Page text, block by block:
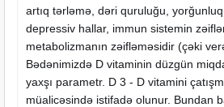
artıq tərləmə, dəri quruluğu, yorğunluq,
depressiv hallar, immun sistemin
metabolizmanın zəifləməsidir (çəki
Bədənimizdə D vitaminin düzgün
yaxşı parametr. D 3 - D vitamini
müalicəsində istifadə olunur. Bundan